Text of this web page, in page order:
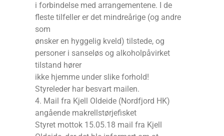
i forbindelse med arrangementene. I de
fleste tilfeller er det mindreårige (og andre
som
ønsker en hyggelig kveld) tilstede, og
personer i sanseløs og alkoholpåvirket
tilstand hører
ikke hjemme under slike forhold!
Styreleder har besvart mailen.
4. Mail fra Kjell Oldeide (Nordfjord HK)
angående makrellstørjefisket
Styret mottok 15.05.18 mail fra Kjell